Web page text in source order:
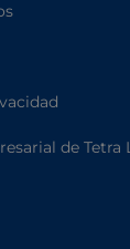
de Tetra